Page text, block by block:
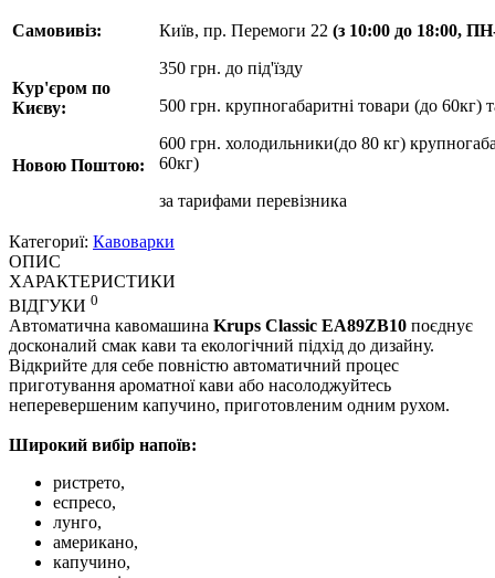
Самовивіз:
Кур'єром по
Києву:
Новою Поштою:
Київ, пр. Перемоги 22 (з 10:00 до 18:00,
350 грн. до під'їзду
500 грн. крупногабаритні товари (до 60кг)
600 грн. холодильники(до 80 кг)
60кг)
за тарифами перевізника
Категориї: Кавоварки
ОПИС
ХАРАКТЕРИСТИКИ
ВІДГУКИ 0
Автоматична кавомашина Krups Classic EA89ZB10 поєднує
досконалий смак кави та екологічний підхід до дизайну.
Відкрийте для себе повністю автоматичний процес
приготування ароматної кави або насолоджуйтесь
неперевершеним капучино, приготовленим одним рухом.
Широкий вибір напоїв:
ристрето,
еспресо,
лунго,
американо,
капучино,